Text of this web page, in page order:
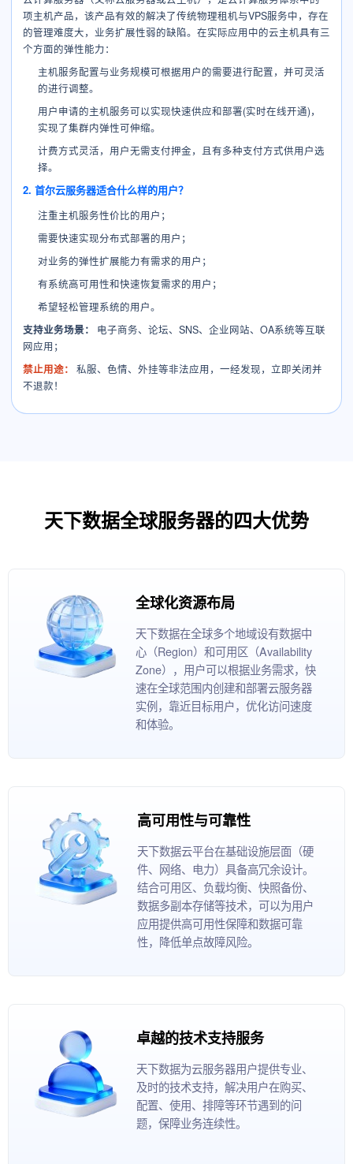
项主机产品，该产品有效的解决了传统物理租机与VPS服务中，存在
的管理难度大，业务扩展性弱的缺陷。在实际应用中的云主机具有三
个方面的弹性能力：
主机服务配置与业务规模可根据用户的需要进行配置，并可灵活
的进行调整。
用户申请的主机服务可以实现快速供应和部署(实时在线开通)，
实现了集群内弹性可伸缩。
计费方式灵活，用户无需支付押金，且有多种支付方式供用户选
择。
2. 首尔云服务器适合什么样的用户？
注重主机服务性价比的用户；
需要快速实现分布式部署的用户；
对业务的弹性扩展能力有需求的用户；
有系统高可用性和快速恢复需求的用户；
希望轻松管理系统的用户。
支持业务场景：
电子商务、论坛、SNS、企业网站、OA系统等互联
网应用；
禁止用途：
私服、色情、外挂等非法应用，一经发现，立即关闭并
不退款！
天下数据全球服务器的四大优势
全球化资源布局
天下数据在全球多个地域设有数据中
心（Region）和可用区（Availability
Zone），用户可以根据业务需求，快
速在全球范围内创建和部署云服务器
实例，靠近目标用户，优化访问速度
和体验。
高可用性与可靠性
天下数据云平台在基础设施层面（硬
件、网络、电力）具备高冗余设计。
结合可用区、负载均衡、快照备份、
数据多副本存储等技术，可以为用户
应用提供高可用性保障和数据可靠
性，降低单点故障风险。
卓越的技术支持服务
天下数据为云服务器用户提供专业、
及时的技术支持，解决用户在购买、
配置、使用、排障等环节遇到的问
题，保障业务连续性。